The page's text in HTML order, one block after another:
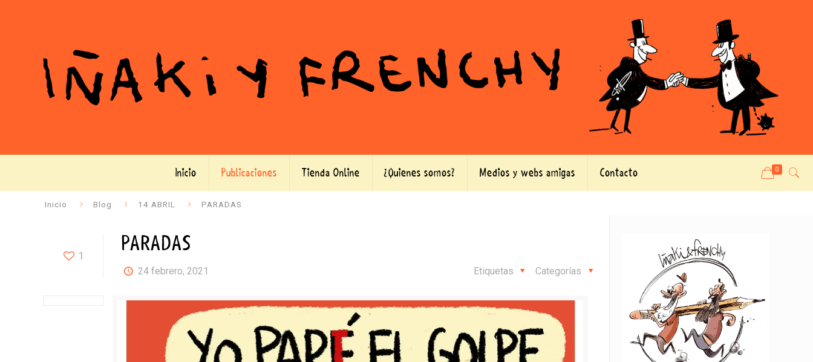
Inicio Publicaciones Tienda Online ¿Quienes somos? Medios y webs amigas Contacto 0
Inicio Blog 14 ABRIL PARADAS
1 PARADAS
24 febrero, 2021 Categorías
Etiquetas